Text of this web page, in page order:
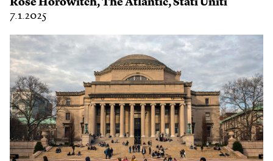
Rose Horowitch,The Atlantic,Stati Uniti
7.1.2025